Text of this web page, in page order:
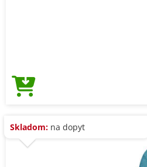
Skladom: na dopyt